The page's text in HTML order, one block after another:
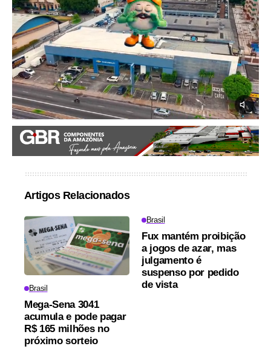
Artigos Relacionados
Brasil
Mega-Sena 3041
acumula e pode pagar
R$ 165 milhões no
próximo sorteio
Brasil
Fux mantém proibição
a jogos de azar, mas
julgamento é
suspenso por pedido
de vista